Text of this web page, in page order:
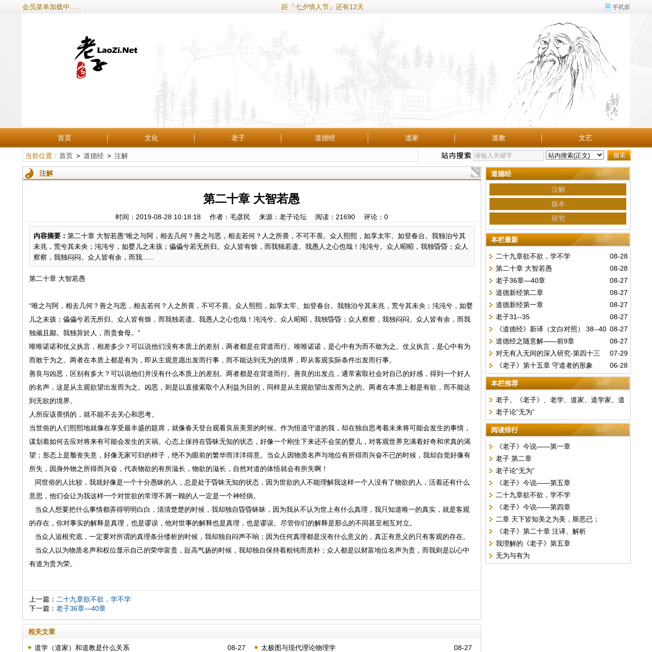
会员菜单加载中...... 距『七夕情人节』还有12天
首页 文化 老子 道德经 道家 道教 文艺
当前位置： 首页> 道德经> 注解
注解
第二十章 大智若愚
时间：2019-08-28 10:18:18 作者：毛彦民 来源：老子论坛 阅读： 21690评论： 0
内容摘要： 第二十章 大智若愚“唯之与阿，相去几何？善之与恶，相去若何？人之所畏，不可不畏。众人熙熙，如享太牢、如登春台。我独泊兮其
未兆，荒兮其未央；沌沌兮，如婴儿之未孩；儡儡兮若无所归。众人皆有馀，而我独若遗。我愚人之心也哉！沌沌兮。众人昭昭，我独昏昏；众人
察察，我独闷闷。众人皆有余，而我......
第二十章 大智若愚
“唯之与阿，相去几何？善之与恶，相去若何？人之所畏，不可不畏。众人熙熙，如享太牢、如登春台。我独泊兮其未兆，荒兮其未央；沌沌兮，如婴
儿之未孩；儡儡兮若无所归。众人皆有馀，而我独若遗。我愚人之心也哉！沌沌兮。众人昭昭，我独昏昏；众人察察，我独闷闷。众人皆有余，而我
独顽且鄙。我独异於人，而贵食母。”
唯唯诺诺和仗义执言，相差多少？可以说他们没有本质上的差别，两者都是在背道而行。唯唯诺诺，是心中有为而不敢为之。仗义执言，是心中有为
而敢于为之。两者在本质上都是有为，即从主观意愿出发而行事，而不能达到无为的境界，即从客观实际条件出发而行事。
善良与凶恶，区别有多大？可以说他们并没有什么本质上的差别。两者都是在背道而行。善良的出发点，通常索取社会对自己的好感，得到一个好人
的名声，这是从主观欲望出发而为之。凶恶，则是以直接索取个人利益为目的，同样是从主观欲望出发而为之的。两者在本质上都是有欲，而不能达
到无欲的境界。
人所应该畏惧的，就不能不去关心和思考。
当世俗的人们熙熙地就像在享受最丰盛的筵席，就像春天登台观看良辰美景的时候。作为悟道守道的我，却在独自思考着未来将可能会发生的事情，
谋划着如何去应对将来有可能会发生的灾祸。心态上保持在昏昧无知的状态，好像一个刚生下来还不会笑的婴儿，对客观世界充满着好奇和求真的渴
望；形态上是颓丧失意，好像无家可归的样子，绝不为眼前的繁华而洋洋得意。当众人因物质名声与地位有所得而兴奋不已的时候，我却自觉好像有
所失，因身外物之所得而兴奋，代表物欲的有所滋长，物欲的滋长，自然对道的体悟就会有所失啊！
同世俗的人比较，我就好像是一个十分愚昧的人，总是处于昏昧无知的状态，因为世欲的人不能理解我这样一个人没有了物欲的人，活着还有什么
意思，他们会让为我这样一个对世欲的常理不屑一顾的人一定是一个神经病。
当众人想要把什么事情都弄得明明白白，清清楚楚的时候，我却独自昏昏昧昧，因为我从不认为世上有什么真理，我只知道唯一的真实，就是客观
的存在，你对事实的解释是真理，也是谬误，他对世事的解释也是真理，也是谬误。尽管你们的解释是那么的不同甚至相互对立。
当众人追根究底，一定要对所谓的真理条分缕析的时候，我却独自闷声不响；因为任何真理都是没有什么意义的，真正有意义的只有客观的存在。
当众人以为物质名声和权位显示自己的荣华富贵，趾高气扬的时候，我却独自保持着粗钝而质朴；众人都是以财富地位名声为贵，而我则是以心中
有道为贵为荣。
上一篇： 二十九章欲不欲，学不学
下一篇： 老子36章—40章
相关文章
08-27
道学（道家）和道教是什么关系 08-27
太极图与现代理论物理学
道德经
注解
版本
研究
本栏最新
08-28
二十九章欲不欲，学不学
08-28
第二十章 大智若愚
08-27
老子36章—40章
08-27
道德新经第二章
08-27
道德新经第一章
08-27
老子31--35
08-27
《道德经》新译（文白对照） 38--40
章
08-27
道德经之随意解——前9章
07-29
对无有入无间的深入研究-第四十三
章
06-28
《老子》第十五章 守道者的形象
本栏推荐
老子、《老子》、老学、道家、道学家、道
士
老子论“无为”
阅读排行
《老子》今说——第一章
老子 第二章
老子论“无为”
《老子》今说——第五章
二十九章欲不欲，学不学
《老子》今说——第四章
二章 天下皆知美之为美，斯恶已；
《老子》第二十章 注译、解析
我理解的《老子》第五章
无为与有为